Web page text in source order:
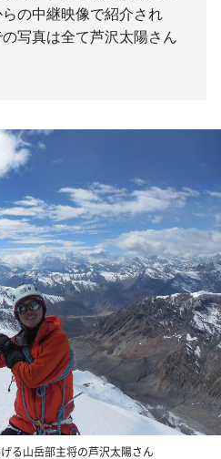
の中継映像で紹介され
写真は全て芦沢太陽さん
る山岳部主将の芦沢太陽さん